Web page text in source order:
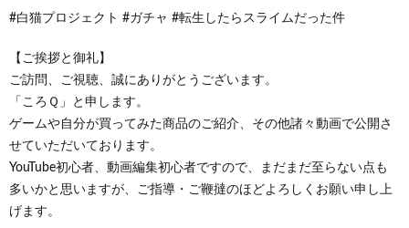
#白猫プロジェクト #ガチャ #転生したらスライムだった件
【ご挨拶と御礼】
ご訪問、ご視聴、誠にありがとうございます。
「ころＱ」と申します。
ゲームや自分が買ってみた商品のご紹介、その他諸々動画で公開さ
せていただいております。
YouTube初心者、動画編集初心者ですので、まだまだ至らない点も
多いかと思いますが、ご指導・ご鞭撻のほどよろしくお願い申し上
げます。